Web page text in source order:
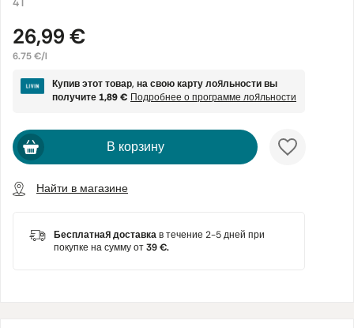
26,99 €
6.75 €/l
Купив этот товар, на свою карту лояльности вы
получите1,89 € Подробнее о программе лояльности
В корзину
Найти в магазине
Бесплатная доставкав течение 2-5 дней при
покупке на сумму от39 €.